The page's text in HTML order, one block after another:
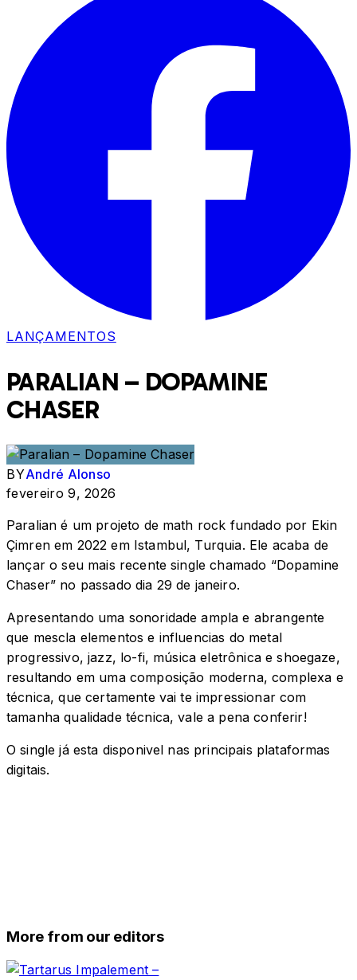
LANÇAMENTOS
PARALIAN – DOPAMINE
CHASER
BYAndré Alonso
fevereiro 9, 2026
Paralian é um projeto de math rock fundado por Ekin
Çimren em 2022 em Istambul, Turquia. Ele acaba de
lançar o seu mais recente single chamado “Dopamine
Chaser” no passado dia 29 de janeiro.
Apresentando uma sonoridade ampla e abrangente
que mescla elementos e influencias do metal
progressivo, jazz, lo-fi, música eletrônica e shoegaze,
resultando em uma composição moderna, complexa e
técnica, que certamente vai te impressionar com
tamanha qualidade técnica, vale a pena conferir!
O single já esta disponivel nas principais plataformas
digitais.
More from our editors